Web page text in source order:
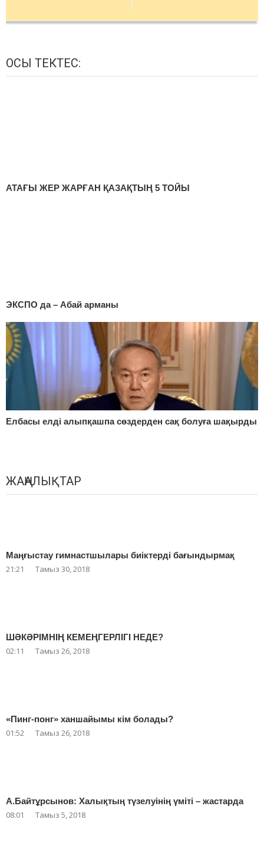
ОСЫ ТЕКТЕС:
АТАҒЫ ЖЕР ЖАРҒАН ҚАЗАҚТЫҢ 5 ТОЙЫ
ЭКСПО да – Абай арманы
Елбасы елді алыпқашпа сөздерден сақ болуға шақырды
ЖАҢАЛЫҚТАР
Маңғыстау гимнастшылары биіктерді бағындырмақ
21:21 Тамыз 30, 2018
ШӘКӘРІМНІҢ КЕМЕҢГЕРЛІГІ НЕДЕ?
02:11 Тамыз 26, 2018
«Пинг-понг» ханшайымы кім болады?
01:52 Тамыз 26, 2018
А.Байтұрсынов: Халықтың түзелуінің үміті – жастарда
08:01 Тамыз 5, 2018